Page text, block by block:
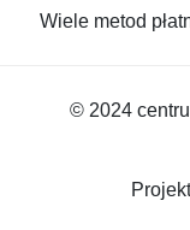
Wiele metod
© 2024